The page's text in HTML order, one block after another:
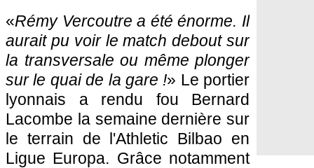
«Rémy Vercoutre a été énorme. Il
aurait pu voir le match debout sur
la transversale ou même plonger
sur le quai de la gare !» Le portier
lyonnais a rendu fou Bernard
Lacombe la semaine dernière sur
le terrain de l'Athletic Bilbao en
Ligue Europa. Grâce notamment